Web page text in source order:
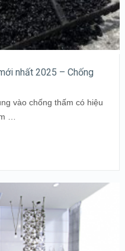
nhất 2025 – Chống
vào chống thấm có hiệu
…